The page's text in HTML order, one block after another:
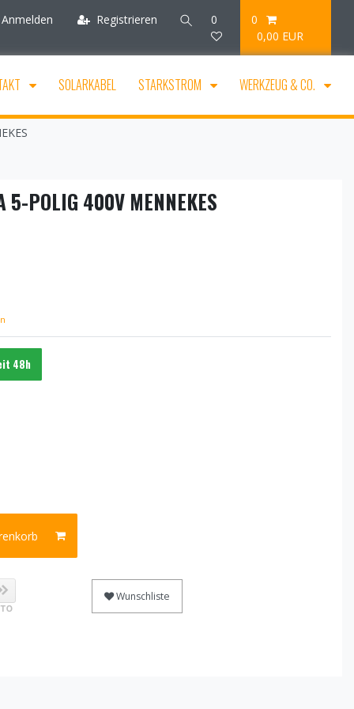
Anmelden Registrieren 0
0
0,00 EUR
SOLARKABEL STARKSTROM WERKZEUG & CO.
5-POLIG 400V MENNEKES
48h
Wunschliste